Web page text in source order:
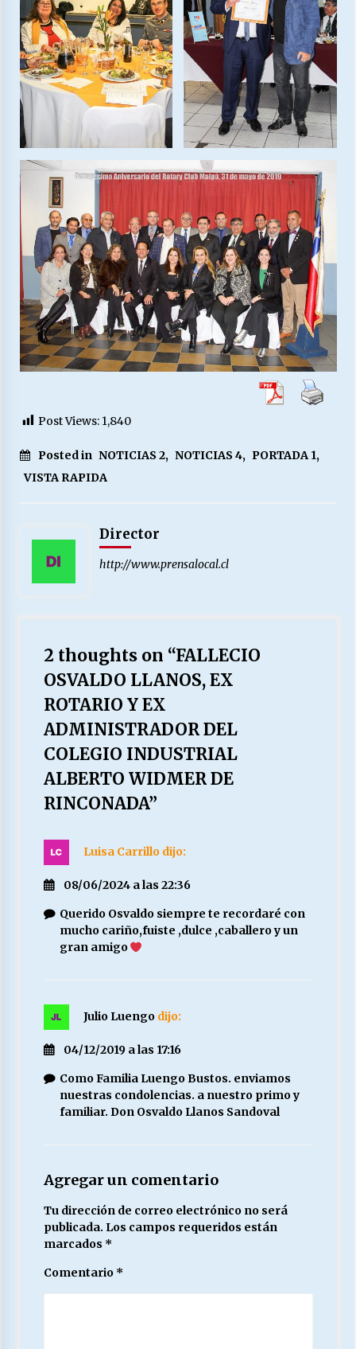
Post Views: 1,840
Posted in NOTICIAS 2, NOTICIAS 4, PORTADA 1,
VISTA RAPIDA
Director
http://www.prensalocal.cl
2 thoughts on “FALLECIO
OSVALDO LLANOS, EX
ROTARIO Y EX
ADMINISTRADOR DEL
COLEGIO INDUSTRIAL
ALBERTO WIDMER DE
RINCONADA”
Luisa Carrillo dijo:
08/06/2024 a las 22:36
Querido Osvaldo siempre te recordaré con
mucho cariño,fuiste ,dulce ,caballero y un
gran amigo
Julio Luengo dijo:
04/12/2019 a las 17:16
Como Familia Luengo Bustos. enviamos
nuestras condolencias. a nuestro primo y
familiar. Don Osvaldo Llanos Sandoval
Agregar un comentario
Tu dirección de correo electrónico no será
publicada. Los campos requeridos están
marcados *
Comentario *